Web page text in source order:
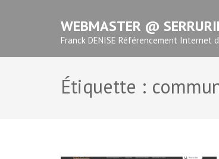
(Pressez
WEBMASTER @
Franck DENISE Référencement Internet
Étiquette :